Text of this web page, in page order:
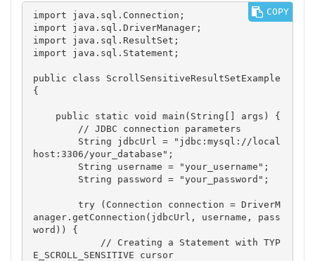
                // Move to the first row
                resultSet.first();
                id = resultSet.getInt("id");
                name = resultSet.getString
                System.out.println("First Ro
w - ID: " + id + ", Name: " + name);
            } else {
                System.out.println("No data
in the result set.");
            e.printStackTrace();
        }
import java.sql.Connection;
import java.sql.DriverManager;
import java.sql.ResultSet;
import java.sql.Statement;
public class ScrollSensitiveResultSetExample
{
host:3306/your_database";
anager.getConnection(jdbcUrl, username, pass
word)) {
E_SCROLL_SENSITIVE cursor
COPY